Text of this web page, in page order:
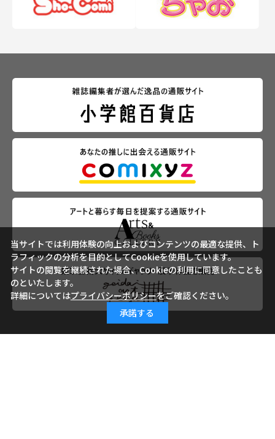
会社概要
当サイトでは利用体験の向上およびコンテンツの最適な提供、ト
ラフィックの分析を目的としてCookieを使用しています。
サイトの閲覧を継続された場合、Cookieの利用に同意したことも
のといたします。
詳細についてはプライバシーポリシーをご確認ください。
承諾する